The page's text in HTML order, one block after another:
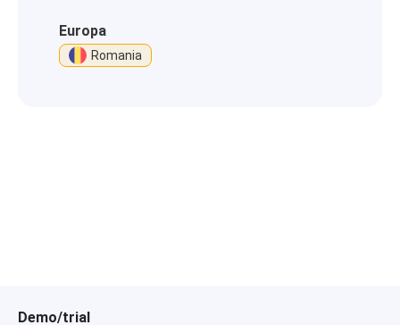
Europa
Romania
Demo/trial